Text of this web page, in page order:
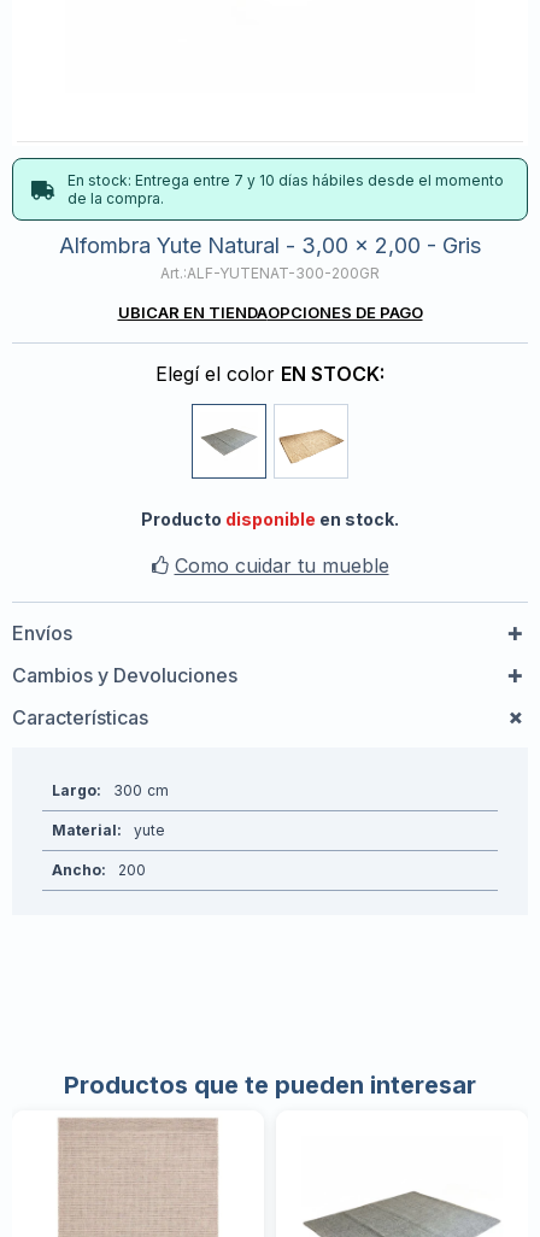
En stock: Entrega entre 7 y 10 días hábiles desde el momento
de la compra.
Alfombra Yute Natural - 3,00 x 2,00 - Gris
ALF-YUTENAT-300-200GR
UBICAR EN TIENDAOPCIONES DE PAGO
Elegí el color EN STOCK:
Producto disponible en stock.
Como cuidar tu mueble
Envíos
Cambios y Devoluciones
Características
Largo 300
Material yute
Ancho 200
Productos que te pueden interesar